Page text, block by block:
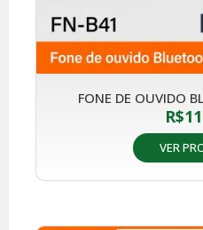
FONE DE OUVIDO
R$
VER